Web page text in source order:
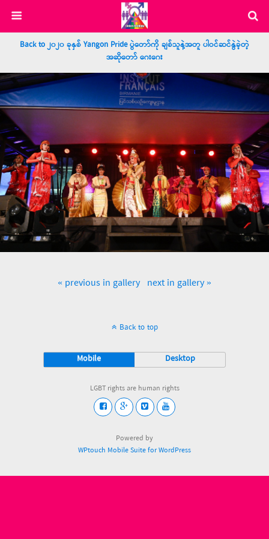
Back to ၂၀၂၀ ခုနှစ် Yangon Pride ပွဲတော်ကို ချစ်သူနဲ့အတူ ပါဝင်ဆင်နွဲခဲ့တဲ့
အဆိုတော် ဂေးဂေး
« previous in gallery next in gallery »
Back to top
Mobile Desktop
LGBT rights are human rights
Powered by
WPtouch Mobile Suite for WordPress